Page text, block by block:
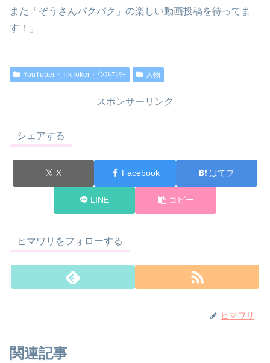
また「ぞうさんパクパク」の楽しい動画投稿を待ってま
す！」
YouTuber・TikToker・ｲﾝﾌﾙｴﾝｻｰ 人物
スポンサーリンク
シェアする
X Facebook はてブ
LINE コピー
ヒマワリをフォローする
ヒマワリ
関連記事